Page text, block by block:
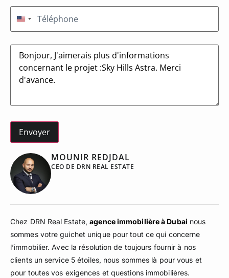
MOUNIR REDJDAL
CEO DE DRN REAL ESTATE
Chez DRN Real Estate,agence immobilière à Dubai nous
sommes votre guichet unique pour tout ce qui concerne
l’immobilier. Avec la résolution de toujours fournir à nos
clients un service 5 étoiles, nous sommes là pour vous et
pour toutes vos exigences et questions immobilières.
Téléphone(Nécessaire)
États-Unis +1
Message